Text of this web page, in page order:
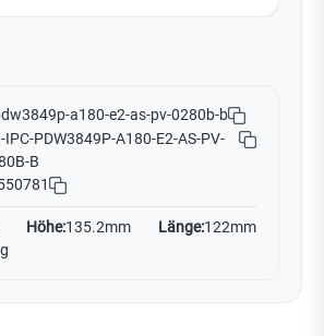
a180-e2-as-pv-0280b-b
IPC-PDW3849P-A180-E2-AS-PV-
B
Höhe:135.2mm Länge:122mm